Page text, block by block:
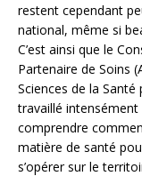
restent cependant
national, même si
C’est ainsi que le
Partenaire de Soins
Sciences de la Santé
travaillé
comprendre
matière de santé
s’opérer sur le